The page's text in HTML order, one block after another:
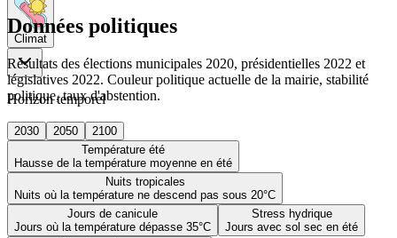
Climat
Horizon temporel
2030 2050
2100
Température été
Hausse de la température moyenne en été
Nuits tropicales
Nuits où la température ne descend pas sous 20°C
Jours de canicule
Jours où la température dépasse 35°C
Stress hydrique
Jours avec sol sec en été
Données politiques
Résultats des élections municipales 2020, présidentielles 2022 et
législatives 2022. Couleur politique actuelle de la mairie, stabilité
politique, taux d'abstention.